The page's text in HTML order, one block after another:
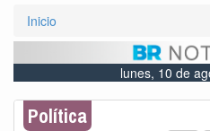
Inicio
lunes, 10 de
Política